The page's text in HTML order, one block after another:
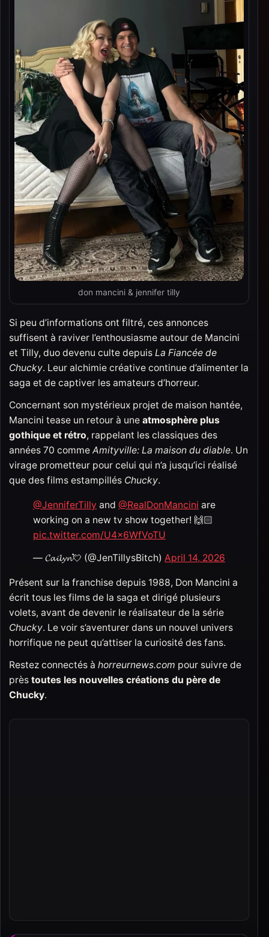
don mancini & jennifer tilly
Si peu d’informations ont filtré, ces annonces
suffisent à raviver l’enthousiasme autour de Mancini
et Tilly, duo devenu culte depuis La Fiancée de
Chucky. Leur alchimie créative continue d’alimenter la
saga et de captiver les amateurs d’horreur.
Concernant son mystérieux projet de maison hantée,
Mancini tease un retour à une atmosphère plus
gothique et rétro, rappelant les classiques des
années 70 comme Amityville: La maison du diable. Un
virage prometteur pour celui qui n’a jusqu’ici réalisé
que des films estampillés Chucky.
@JenniferTilly and @RealDonMancini are
working on a new tv show together! 🙌🏻
pic.twitter.com/U4x6WfVoTU
— 𝓒𝓪𝓲𝓵𝔂𝓷💘 (@JenTillysBitch) April 14, 2026
Présent sur la franchise depuis 1988, Don Mancini a
écrit tous les films de la saga et dirigé plusieurs
volets, avant de devenir le réalisateur de la série
Chucky. Le voir s’aventurer dans un nouvel univers
horrifique ne peut qu’attiser la curiosité des fans.
Restez connectés à horreurnews.com pour suivre de
près toutes les nouvelles créations du père de
Chucky.